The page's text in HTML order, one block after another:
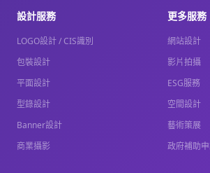
設計服務
LOGO設計 / CIS識別
包裝設計
平面設計
型錄設計
Banner設計
商業攝影
更多服務
網站設計
影片拍攝
ESG服務
空間設計
藝術策展
政府補助